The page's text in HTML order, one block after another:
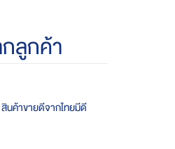
ลูกค้า
นค้าขายดีจากไทยมีดี